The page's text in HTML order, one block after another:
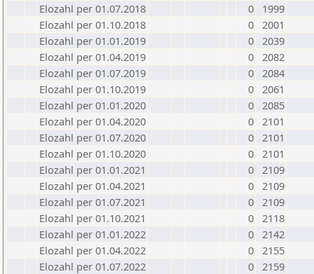
Elozahl per 01.07.2018
0
1999
Elozahl per 01.10.2018
0 2001
Elozahl per 01.01.2019
0 2039
Elozahl per 01.04.2019
0 2082
Elozahl per 01.07.2019
0 2084
Elozahl per 01.10.2019
0 2061
Elozahl per 01.01.2020
0 2085
Elozahl per 01.04.2020
0 2101
Elozahl per 01.07.2020
0 2101
Elozahl per 01.10.2020
0 2101
Elozahl per 01.01.2021
0 2109
Elozahl per 01.04.2021
0 2109
Elozahl per 01.07.2021
0 2109
Elozahl per 01.10.2021
0 2118
Elozahl per 01.01.2022
0 2142
Elozahl per 01.04.2022
0 2155
Elozahl per 01.07.2022
0 2159